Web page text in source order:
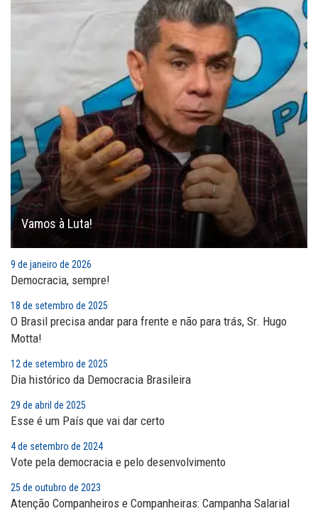
Vamos à Luta!
9 de janeiro de 2026
Democracia, sempre!
18 de setembro de 2025
O Brasil precisa andar para frente e não para trás, Sr. Hugo
Motta!
12 de setembro de 2025
Dia histórico da Democracia Brasileira
29 de abril de 2025
Esse é um País que vai dar certo
4 de setembro de 2024
Vote pela democracia e pelo desenvolvimento
25 de outubro de 2023
Atenção Companheiros e Companheiras: Campanha Salarial